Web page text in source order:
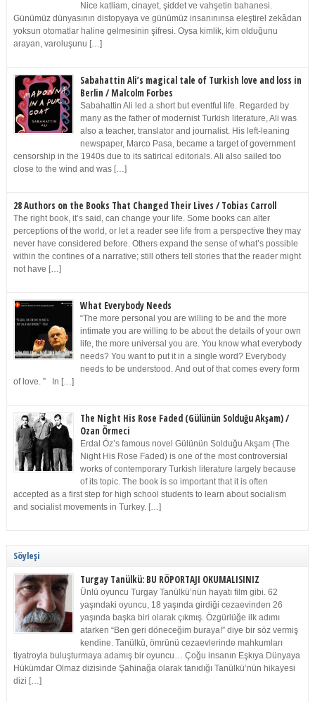
Nice katliam, cinayet, şiddet ve vahşetin bahanesi.
Günümüz dünyasının distopyaya ve günümüz insanınınsa eleştirel zekâdan
yoksun otomatlar haline gelmesinin şifresi. Oysa kimlik, kim olduğunu
arayan, varoluşunu […]
Sabahattin Ali’s magical tale of Turkish love and loss in
Berlin / Malcolm Forbes
Sabahattin Ali led a short but eventful life. Regarded by
many as the father of modernist Turkish literature, Ali was
also a teacher, translator and journalist. His left-leaning
newspaper, Marco Pasa, became a target of government
censorship in the 1940s due to its satirical editorials. Ali also sailed too
close to the wind and was […]
28 Authors on the Books That Changed Their Lives / Tobias Carroll
The right book, it’s said, can change your life. Some books can alter
perceptions of the world, or let a reader see life from a perspective they may
never have considered before. Others expand the sense of what’s possible
within the confines of a narrative; still others tell stories that the reader might
not have […]
What Everybody Needs
“The more personal you are willing to be and the more
intimate you are willing to be about the details of your own
life, the more universal you are. You know what everybody
needs? You want to put it in a single word? Everybody
needs to be understood. And out of that comes every form
of love. ” In […]
The Night His Rose Faded (Gülünün Solduğu Akşam) /
Ozan Örmeci
Erdal Öz’s famous novel Gülünün Solduğu Akşam (The
Night His Rose Faded) is one of the most controversial
works of contemporary Turkish literature largely because
of its topic. The book is so important that it is often
accepted as a first step for high school students to learn about socialism
and socialist movements in Turkey. […]
Söyleşi
Turgay Tanülkü: BU RÖPORTAJI OKUMALISINIZ
Ünlü oyuncu Turgay Tanülkü’nün hayatı film gibi. 62
yaşındaki oyuncu, 18 yaşında girdiği cezaevinden 26
yaşında başka biri olarak çıkmış. Özgürlüğe ilk adımı
atarken “Ben geri döneceğim buraya!” diye bir söz vermiş
kendine. Tanülkü, ömrünü cezaevlerinde mahkumları
tiyatroyla buluşturmaya adamış bir oyuncu… Çoğu insanın Eşkıya Dünyaya
Hükümdar Olmaz dizisinde Şahinağa olarak tanıdığı Tanülkü’nün hikayesi
dizi […]